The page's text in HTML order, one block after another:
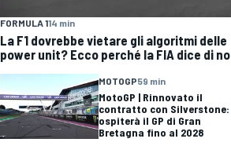
FORMULA 114 min
La F1 dovrebbe vietare gli algoritmi delle
power unit? Ecco perché la FIA dice di no
MOTOGP59 min
MotoGP | Rinnovato il
contratto con Silverstone:
ospiterà il GP di Gran
Bretagna fino al 2028